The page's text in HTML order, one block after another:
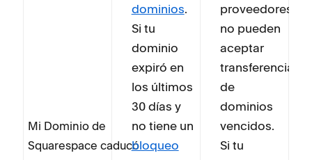
Mi Dominio de
Squarespace caducó
dominios.
Si tu
dominio
expiró en
los últimos
30 días y
no tiene un
bloqueo
proveedores
no pueden
aceptar
transferencias
de
dominios
vencidos.
Si tu